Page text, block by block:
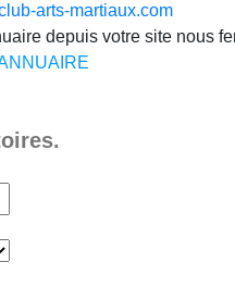
arts-martiaux.com
depuis votre site nous